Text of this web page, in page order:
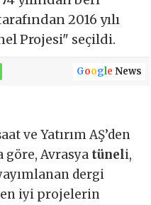
2016 yılı
Projesi" seçildi.
Google News
ve Yatırım AŞ’den
göre, Avrasya tüneli,
dergi
en iyi projelerin